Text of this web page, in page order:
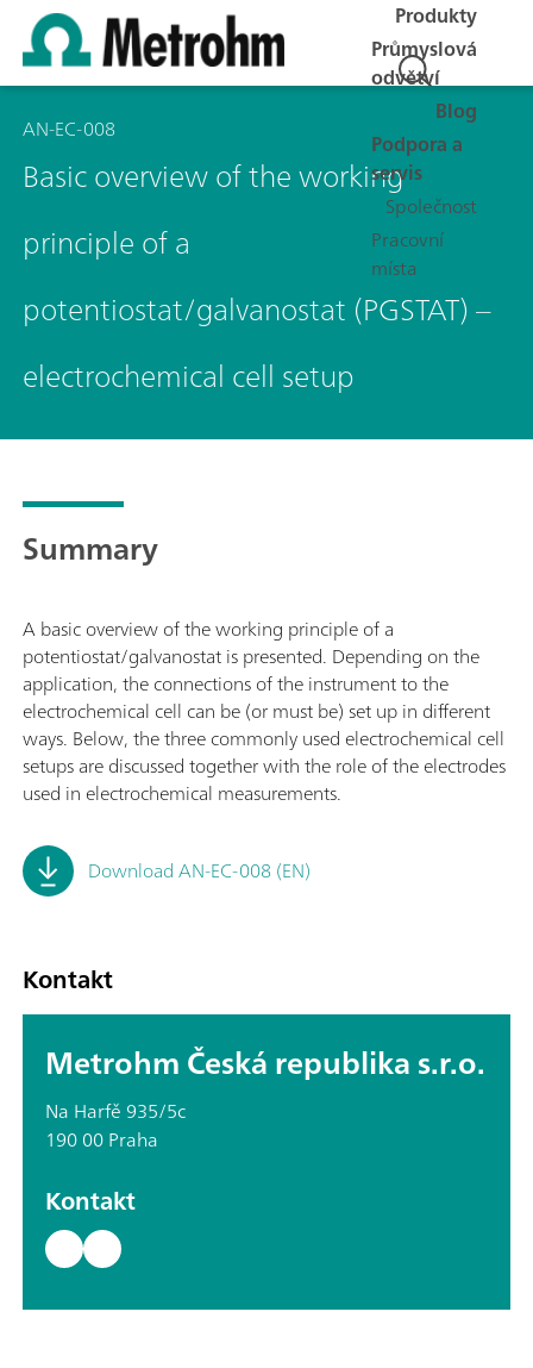
Produkty
Průmyslová
odvětví
Blog
Podpora a
servis
Společnost
Pracovní
místa
AN-EC-008
Basic overview of the working
principle of a
potentiostat/galvanostat (PGSTAT) –
electrochemical cell setup
Summary
A basic overview of the working principle of a
potentiostat/galvanostat is presented. Depending on the
application, the connections of the instrument to the
electrochemical cell can be (or must be) set up in different
ways. Below, the three commonly used electrochemical cell
setups are discussed together with the role of the electrodes
used in electrochemical measurements.
Download AN-EC-008 (EN)
Kontakt
Metrohm Česká republika s.r.o.
Na Harfě 935/5c
190 00 Praha
Kontakt